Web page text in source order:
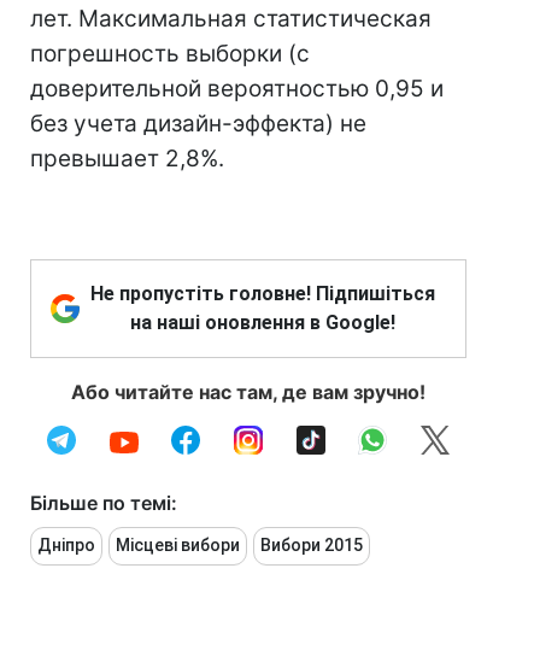
лет. Максимальная статистическая
погрешность выборки (с
доверительной вероятностью 0,95 и
без учета дизайн-эффекта) не
превышает 2,8%.
Не пропустіть головне! Підпишіться
на наші оновлення в Google!
Або читайте нас там, де вам зручно!
Більше по темі:
Дніпро Місцеві вибори Вибори 2015